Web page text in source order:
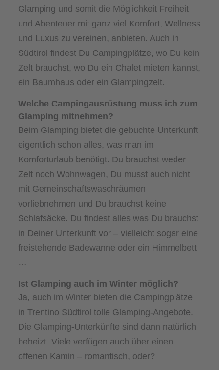
Glamping und somit die Möglichkeit Freiheit
und Abenteuer mit ganz viel Komfort, Wellness
und Luxus zu vereinen, anbieten. Auch in
Südtirol findest Du Campingplätze, wo Du kein
Zelt brauchst, wo Du ein Chalet mieten kannst,
ein Baumhaus oder ein Glampingzelt.
Welche Campingausrüstung muss ich zum
Glamping mitnehmen?
Beim Glamping bietet die gebuchte Unterkunft
eigentlich schon alles, was man im
Komforturlaub benötigt. Du brauchst weder
Zelt noch Wohnwagen, Du musst auch nicht
mit Gemeinschaftswaschräumen
vorliebnehmen und Du brauchst keine
Schlafsäcke. Du findest alles was Du brauchst
in Deiner Unterkunft vor – vielleicht sogar eine
freistehende Badewanne oder ein Himmelbett
…
Ist Glamping auch im Winter möglich?
Ja, auch im Winter bieten die Campingplätze
in Trentino Südtirol tolle Glamping-Angebote.
Die Glamping-Unterkünfte sind dann natürlich
beheizt. Viele verfügen auch über einen
offenen Kamin – romantisch, oder?